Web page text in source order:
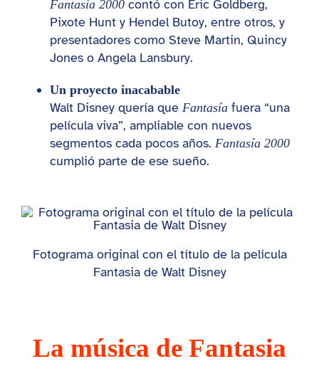
Fantasía 2000contó con Eric Goldberg,
Pixote Hunt y Hendel Butoy, entre otros, y
presentadores como Steve Martin, Quincy
Jones o Angela Lansbury.
Un proyecto inacabable
Walt Disney quería que Fantasíafuera “una
película viva”, ampliable con nuevos
segmentos cada pocos años. Fantasía 2000
cumplió parte de ese sueño.
Fotograma original con el título de la película
Fantasia de Walt Disney
La música de Fantasia